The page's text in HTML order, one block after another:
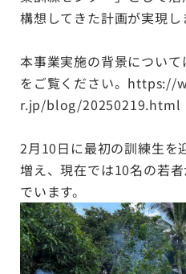
構想してきた計画が実現し
本事業実施の背景につい
をご覧ください。 https://
r.jp/blog/20250219.html
2月10日に最初の訓練生を
増え、現在では10名の若
でいます。